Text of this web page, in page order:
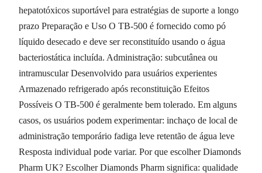
hepatotóxicos suportável para estratégias de suporte a longo
prazo Preparação e Uso O TB-500 é fornecido como pó
líquido desecado e deve ser reconstituído usando o água
bacteriostática incluída. Administração: subcutânea ou
intramuscular Desenvolvido para usuários experientes
Armazenado refrigerado após reconstituição Efeitos
Possíveis O TB-500 é geralmente bem tolerado. Em alguns
casos, os usuários podem experimentar: inchaço de local de
administração temporário fadiga leve retentão de água leve
Resposta individual pode variar. Por que escolher Diamonds
Pharm UK? Escolher Diamonds Pharm significa: qualidade